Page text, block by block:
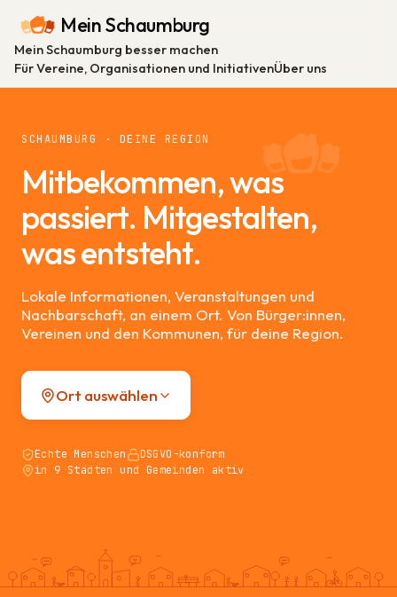
Mein Schaumburg
Mein Schaumburg besser machen
Für Vereine, Organisationen und InitiativenÜber uns
SCHAUMBURG · DEINE REGION
Mitbekommen, was
passiert. Mitgestalten,
was entsteht.
Lokale Informationen, Veranstaltungen und
Nachbarschaft, an einem Ort. Von Bürger:innen,
Vereinen und den Kommunen, für deine Region.
Ort auswählen
Echte Menschen
DSGVO-konform
in 9 Städten und Gemeinden aktiv